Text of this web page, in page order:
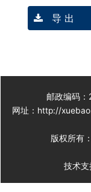
导 出
邮政编码
网址：http://
版权所有
技术支